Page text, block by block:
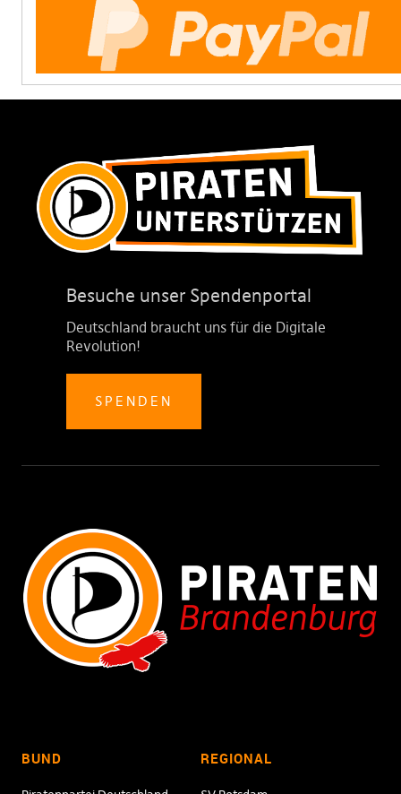
Besuche unser Spendenportal
Deutschland braucht uns für die Digitale
Revolution!
SPENDEN
BUND REGIONAL